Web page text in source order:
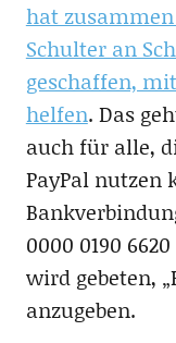
hat
Schulter an
geschaffen,
helfen. Das
auch für alle,
PayPal nutzen
0000 0190
wird gebeten,
anzugeben.